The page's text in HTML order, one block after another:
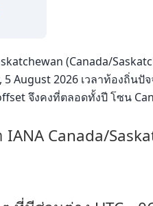
(Canada/
5 August 2026 เวลาท้องถิ่น
จึงคงที่ตลอดทั้งปี โซน
IANA Canada/